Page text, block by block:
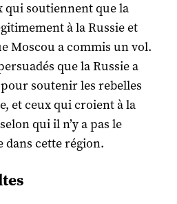
qui soutiennent que la
à la Russie et
Moscou a commis un vol.
que la Russie a
soutenir les rebelles
et ceux qui croient à la
qui il n’y a pas le
dans cette région.